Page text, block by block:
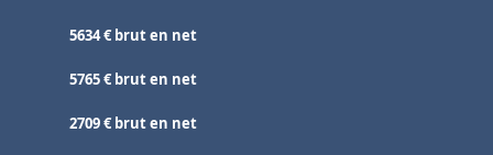
5634 € brut en net
5765 € brut en net
2709 € brut en net